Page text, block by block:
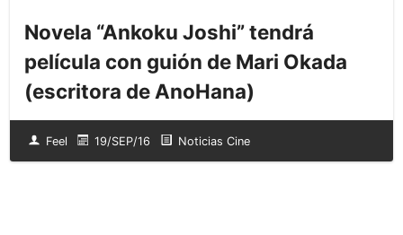
Novela “Ankoku Joshi” tendrá
película con guión de Mari Okada
(escritora de AnoHana)
Feel 19/SEP/16 Noticias Cine